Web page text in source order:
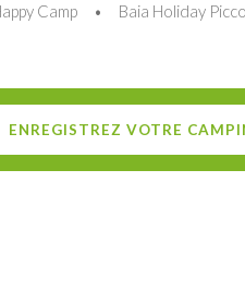
Camp Baia Holiday
ENREGISTREZ VOTRE